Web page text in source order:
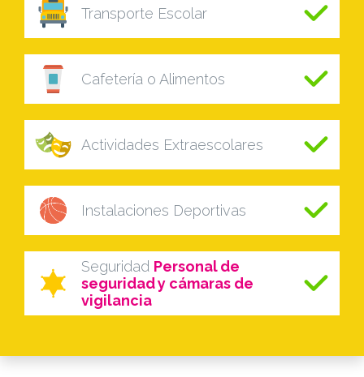
Transporte Escolar
Cafetería o Alimentos
Actividades Extraescolares
Instalaciones Deportivas
Seguridad Personal de
seguridad y cámaras de
vigilancia